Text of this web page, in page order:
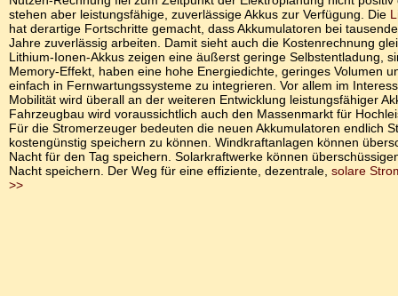
stehen aber leistungsfähige, zuverlässige Akkus zur Verfügung. Die
hat derartige Fortschritte gemacht, dass Akkumulatoren bei
Jahre zuverlässig arbeiten. Damit sieht auch die Kostenrechnung
Lithium-Ionen-Akkus zeigen eine äußerst geringe Selbstentladung,
Memory-Effekt, haben eine hohe Energiedichte, geringes Volumen
einfach in Fernwartungssysteme zu integrieren. Vor allem im
Mobilität wird überall an der weiteren Entwicklung leistungsfähiger
Fahrzeugbau wird voraussichtlich auch den Massenmarkt für
Für die Stromerzeuger bedeuten die neuen Akkumulatoren endlich
kostengünstig speichern zu können. Windkraftanlagen können
Nacht für den Tag speichern. Solarkraftwerke können
Nacht speichern. Der Weg für eine effiziente, dezentrale, solare
>>